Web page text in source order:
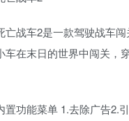
亡战车2是一款驾驶战车
车在末日的世界中闯关，
置功能菜单 1.去除广告2.